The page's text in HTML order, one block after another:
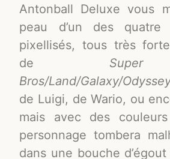
Antonball Deluxe vous
peau d’un des quatre
pixellisés, tous très
de
Bros/Land/Galaxy/
de Luigi, de Wario, ou
mais avec des
personnage tombera
dans une bouche